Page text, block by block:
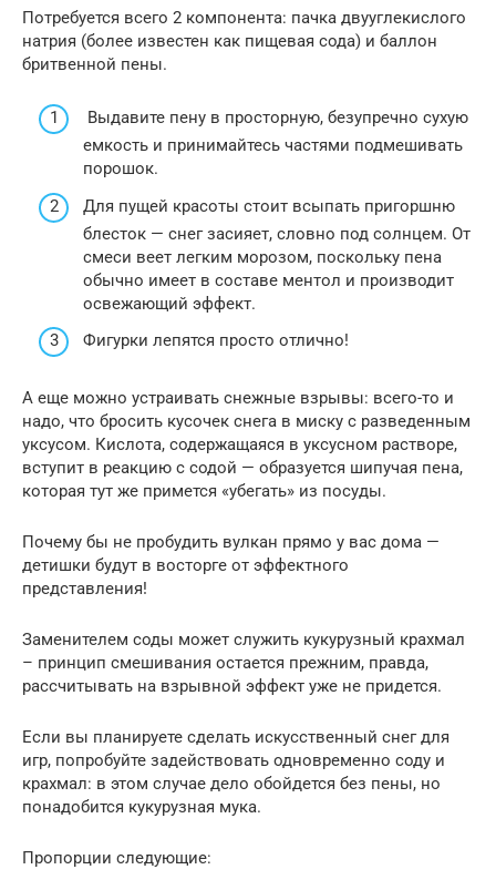
Потребуется всего 2 компонента: пачка двууглекислого
натрия (более известен как пищевая сода) и баллон
бритвенной пены.
Выдавите пену в просторную, безупречно сухую
емкость и принимайтесь частями подмешивать
порошок.
Для пущей красоты стоит всыпать пригоршню
блесток — снег засияет, словно под солнцем. От
смеси веет легким морозом, поскольку пена
обычно имеет в составе ментол и производит
освежающий эффект.
Фигурки лепятся просто отлично!
А еще можно устраивать снежные взрывы: всего-то и
надо, что бросить кусочек снега в миску с разведенным
уксусом. Кислота, содержащаяся в уксусном растворе,
вступит в реакцию с содой — образуется шипучая пена,
которая тут же примется «убегать» из посуды.
Почему бы не пробудить вулкан прямо у вас дома —
детишки будут в восторге от эффектного
представления!
Заменителем соды может служить кукурузный крахмал
– принцип смешивания остается прежним, правда,
рассчитывать на взрывной эффект уже не придется.
Если вы планируете сделать искусственный снег для
игр, попробуйте задействовать одновременно соду и
крахмал: в этом случае дело обойдется без пены, но
понадобится кукурузная мука.
Пропорции следующие: